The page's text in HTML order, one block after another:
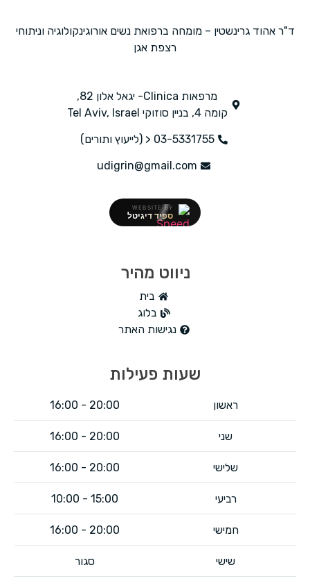
ד"ר אהוד גרינשטין – מומחה ברפואת נשים אורוגינקולוגיה וניתוחי
רצפת אגן
מרפאות Clinica- יגאל אלון 82,
קומה 4, בניין סוזוקי Tel Aviv, Israel
03-5331755 < (לייעוץ ותורים)
udigrin@gmail.com
WEBSITE BY
ספיד דיגיטל
ניווט מהיר
בית
בלוג
נגישות האתר
שעות פעילות
ראשון 20:00 - 16:00
שני 20:00 - 16:00​
שלישי 20:00 - 16:00
רביעי 15:00 - 10:00
חמישי 20:00 - 16:00​
שישי סגור